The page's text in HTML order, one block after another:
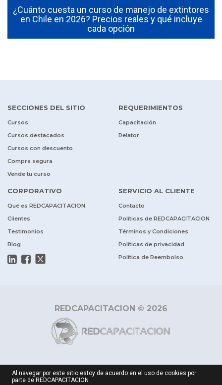
¿Cuánto cuesta un curso de manejo de extintores
en Chile en 2026? Precios reales y qué incluye
cada opción
SECCIONES DEL SITIO
Cursos
Cursos destacados
Cursos con descuento
Compra segura
Vende tu curso
REQUERIMIENTOS
Capacitación
Relator
CORPORATIVO
Qué es REDCAPACITACION
Clientes
Testimonios
Blog
SERVICIO AL CLIENTE
Contacto
Políticas de REDCAPACITACION
Términos y Condiciones
Políticas de privacidad
Política de Reembolso
REDCAPACITACION © 2026
Al navegar por este sitio estoy de acuerdo en el uso de cookies por
parte de REDCAPACITACION